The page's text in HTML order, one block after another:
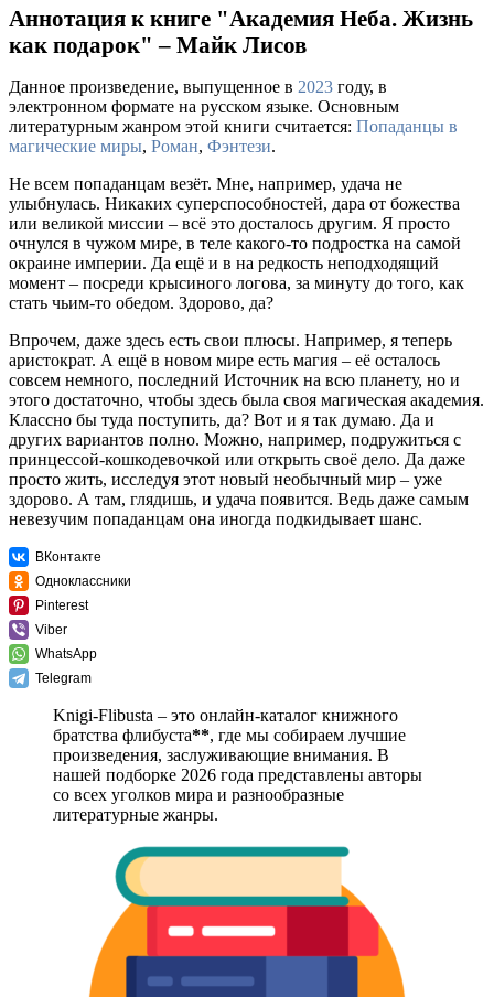
Аннотация к книге "Академия Неба. Жизнь
как подарок" – Майк Лисов
Данное произведение, выпущенное в 2023 году, в
электронном формате на русском языке. Основным
литературным жанром этой книги считается: Попаданцы в
магические миры, Роман, Фэнтези.
Не всем попаданцам везёт. Мне, например, удача не
улыбнулась. Никаких суперспособностей, дара от божества
или великой миссии – всё это досталось другим. Я просто
очнулся в чужом мире, в теле какого-то подростка на самой
окраине империи. Да ещё и в на редкость неподходящий
момент – посреди крысиного логова, за минуту до того, как
стать чьим-то обедом. Здорово, да?
Впрочем, даже здесь есть свои плюсы. Например, я теперь
аристократ. А ещё в новом мире есть магия – её осталось
совсем немного, последний Источник на всю планету, но и
этого достаточно, чтобы здесь была своя магическая академия.
Классно бы туда поступить, да? Вот и я так думаю. Да и
других вариантов полно. Можно, например, подружиться с
принцессой-кошкодевочкой или открыть своё дело. Да даже
просто жить, исследуя этот новый необычный мир – уже
здорово. А там, глядишь, и удача появится. Ведь даже самым
невезучим попаданцам она иногда подкидывает шанс.
ВКонтакте
Одноклассники
Pinterest
Viber
WhatsApp
Telegram
Knigi-Flibusta – это онлайн-каталог книжного
братства флибуста**, где мы собираем лучшие
произведения, заслуживающие внимания. В
нашей подборке 2026 года представлены авторы
со всех уголков мира и разнообразные
литературные жанры.